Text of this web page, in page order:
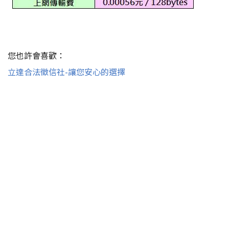
您也許會喜歡：
立達合法徵信社-讓您安心的選擇